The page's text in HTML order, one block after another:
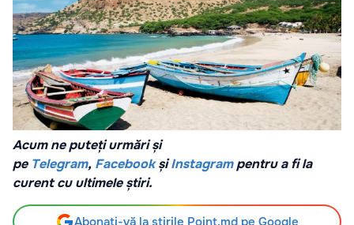
Acum ne puteți urmări și
pe Telegram, FacebookșiInstagrampentru a fi la
curent cu ultimele știri.
Abonați-vă la știrile Point.md pe Google